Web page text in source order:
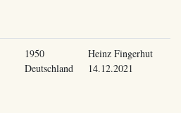
1950
Deutschland
Heinz Fingerhut
14.12.2021